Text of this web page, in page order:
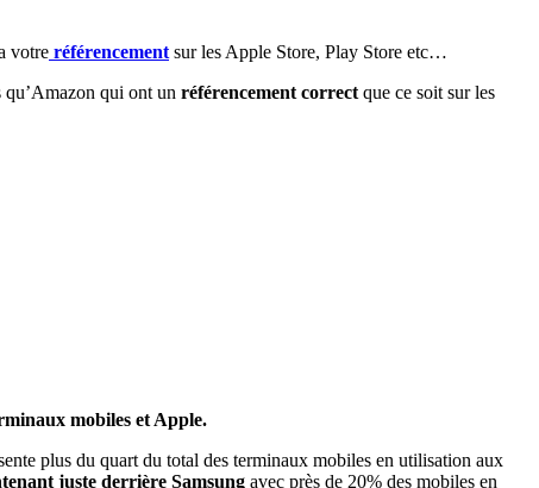
votre référencement sur les Apple Store, Play Store etc…
qu’Amazon qui ont un référencement correct que ce soit sur les
mobiles et Apple.
plus du quart du total des terminaux mobiles en utilisation aux
juste derrière Samsung avec près de 20% des mobiles en